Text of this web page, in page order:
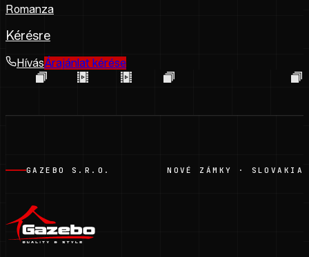
Romanza
Kérésre
HívásÁrajánlat kérése
GAZEBO S.R.O. NOVÉ ZÁMKY · SLOVAKIA